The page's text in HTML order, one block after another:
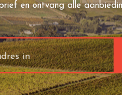
en ontvang alle